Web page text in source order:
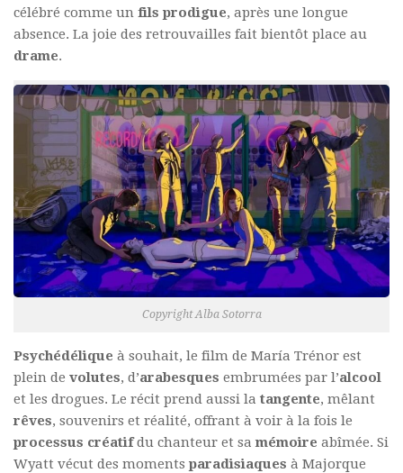
célébré comme un fils prodigue, après une longue
absence. La joie des retrouvailles fait bientôt place au
drame.
Copyright Alba Sotorra
Psychédélique à souhait, le film de María Trénor est
plein de volutes, d’arabesques embrumées par l’alcool
et les drogues. Le récit prend aussi la tangente, mêlant
rêves, souvenirs et réalité, offrant à voir à la fois le
processus créatifdu chanteur et samémoire abîmée. Si
Wyatt vécut des moments paradisiaques à Majorque